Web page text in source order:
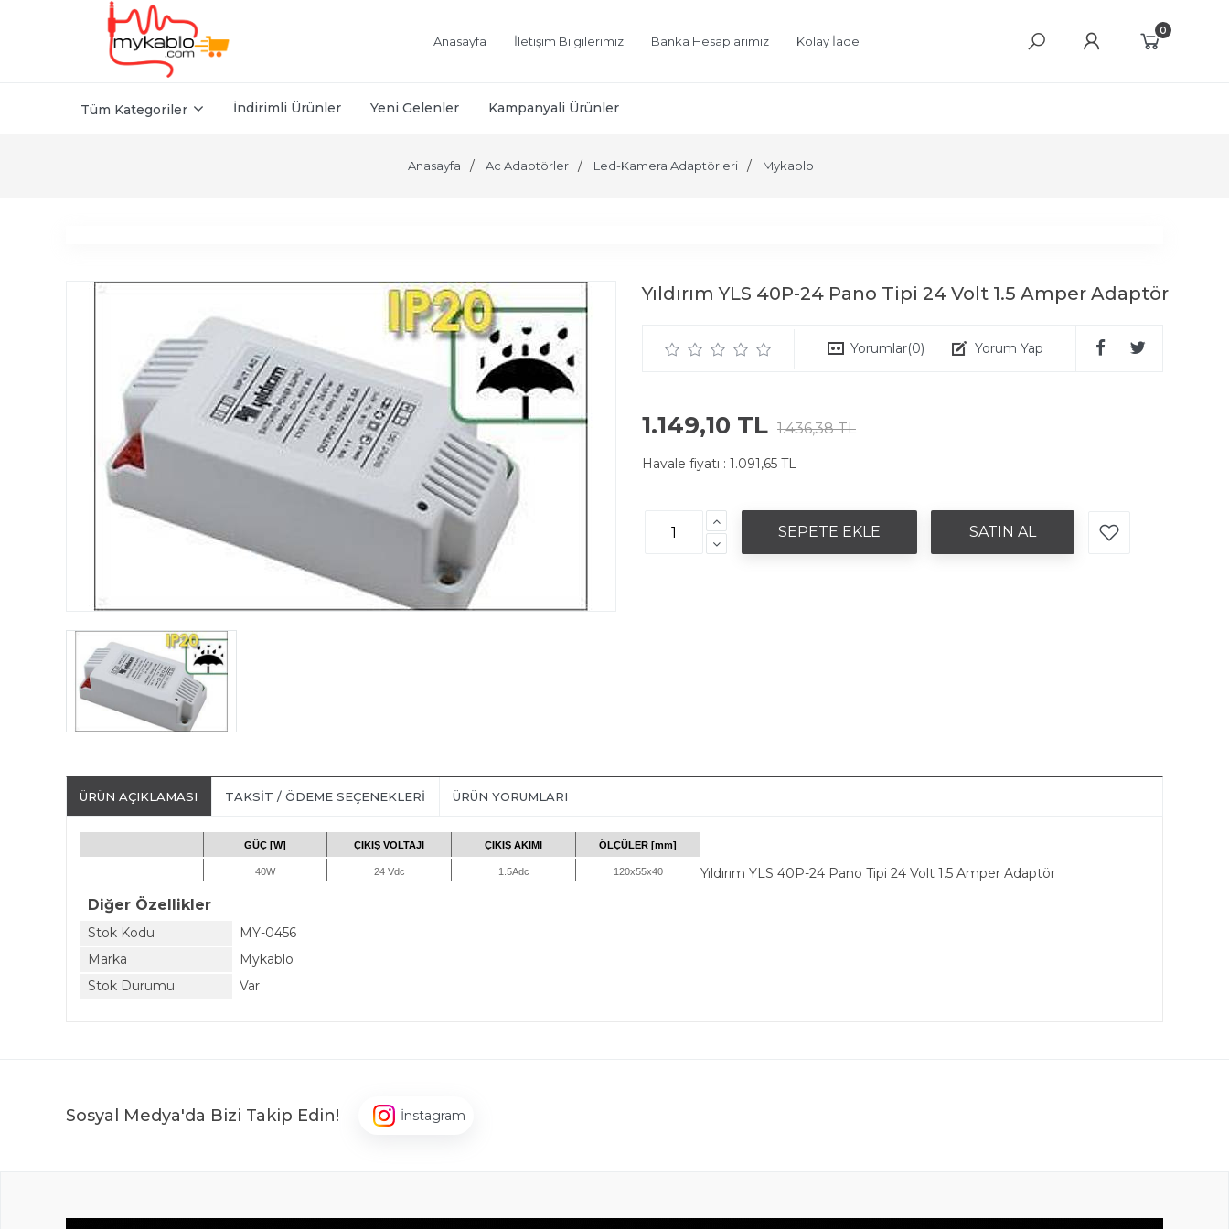
Anasayfa İletişim Bilgilerimiz Banka Hesaplarımız Kolay İade
0
Tüm Kategoriler İndirimli Ürünler Yeni Gelenler Kampanyali Ürünler
Anasayfa Ac Adaptörler Led-Kamera Adaptörleri Mykablo
Yıldırım YLS 40P-24 Pano Tipi 24 Volt 1.5 Amper Adaptör
Yorumlar(0) Yorum Yap
1.149,10 TL 1.436,38 TL
Havale fiyatı : 1.091,65 TL
ÜRÜN AÇIKLAMASI TAKSIT / ÖDEME SEÇENEKLERI ÜRÜN YORUMLARI
GÜÇ [W] ÇIKIŞ VOLTAJI ÇIKIŞ AKIMI ÖLÇÜLER [mm]
40W 24 Vdc 1.5Adc 120x55x40 Yıldırım YLS 40P-24 Pano Tipi 24 Volt 1.5 Amper Adaptör
Diğer Özellikler
Stok Kodu
MY-0456
Marka
Mykablo
Stok Durumu
Var
Sosyal Medya'da Bizi Takip Edin! İnstagram